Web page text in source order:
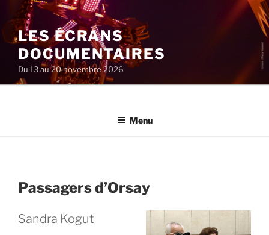
au
contenu
principal
LES ÉCRANS
DOCUMENTAIRES
Du 13 au 20 novembre 2026
Menu
Passagers d’Orsay
Sandra Kogut